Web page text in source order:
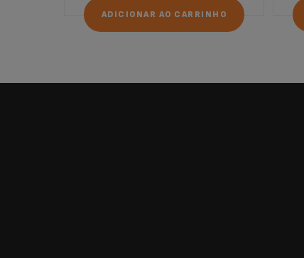
ADICIONAR AO CARRINHO